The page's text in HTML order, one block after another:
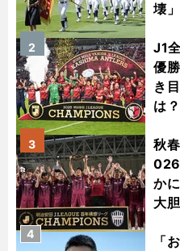
壊
J1
優
き
は？
2
秋
026
か
大
3
「
4